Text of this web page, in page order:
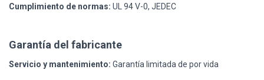
Cumplimiento de normas: UL 94 V-0, JEDEC
Garantía del fabricante
Servicio y mantenimiento: Garantía limitada de por vida